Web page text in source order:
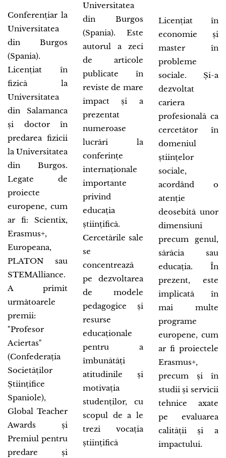
Conferențiar la
Universitatea
din Burgos
(Spania).
Licențiat în
fizică la
Universitatea
din Salamanca
și doctor în
predarea fizicii
la Universitatea
din Burgos.
Legate de
proiecte
europene, cum
ar fi: Scientix,
Erasmus+,
Europeana,
PLATON sau
STEMAlliance.
A primit
următoarele
premii:
"Profesor
Aciertas"
(Confederația
Societăților
Științifice
Spaniole),
Global Teacher
Awards și
Premiul pentru
predare și
Universitatea
din Burgos
(Spania). Este
autorul a zeci
de articole
publicate în
reviste de mare
impact și a
prezentat
numeroase
lucrări la
conferințe
internaționale
importante
privind
educația
științifică.
Cercetările sale
se
concentrează
pe dezvoltarea
de modele
pedagogice și
resurse
educaționale
pentru a
îmbunătăți
atitudinile și
motivația
studenților, cu
scopul de a le
trezi vocația
științifică
Licențiat în
economie și
master în
probleme
sociale. Și-a
dezvoltat
cariera
profesională ca
cercetător în
domeniul
științelor
sociale,
acordând o
atenție
deosebită unor
dimensiuni
precum genul,
sărăcia sau
educația. În
prezent, este
implicată în
mai multe
programe
europene, cum
ar fi proiectele
Erasmus+,
precum și în
studii și servicii
tehnice axate
pe evaluarea
calității și a
impactului.